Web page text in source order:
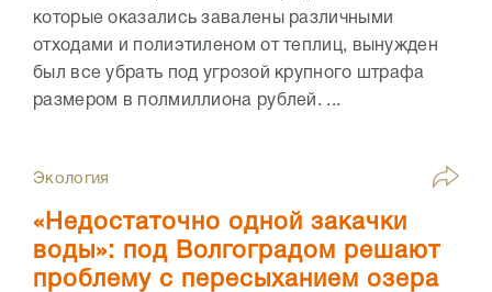
которые оказались завалены различными
отходами и полиэтиленом от теплиц, вынужден
был все убрать под угрозой крупного штрафа
размером в полмиллиона рублей. ...
Экология
«Недостаточно одной закачки
воды»: под Волгоградом решают
проблему с пересыханием озера